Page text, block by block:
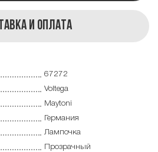
и оплата
67272
Voltega
Maytoni
Германия
Лампочка
Прозрачный